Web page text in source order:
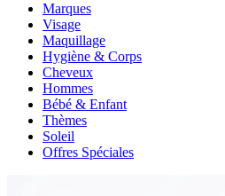
Marques
Visage
Maquillage
Hygiène & Corps
Cheveux
Hommes
Bébé & Enfant
Thèmes
Soleil
Offres Spéciales